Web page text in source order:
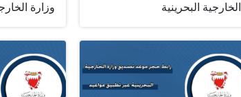
الخارجية البحرينية
وزارة